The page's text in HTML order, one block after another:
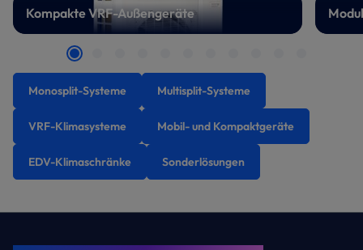
Kompakte VRF-Außengeräte
Monosplit-Systeme Multisplit-Systeme
VRF-Klimasysteme Mobil- und Kompaktgeräte
EDV-Klimaschränke Sonderlösungen